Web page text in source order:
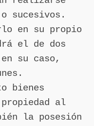
sucesivos.
en su propio
el de dos
su caso,
bienes
al
la posesión